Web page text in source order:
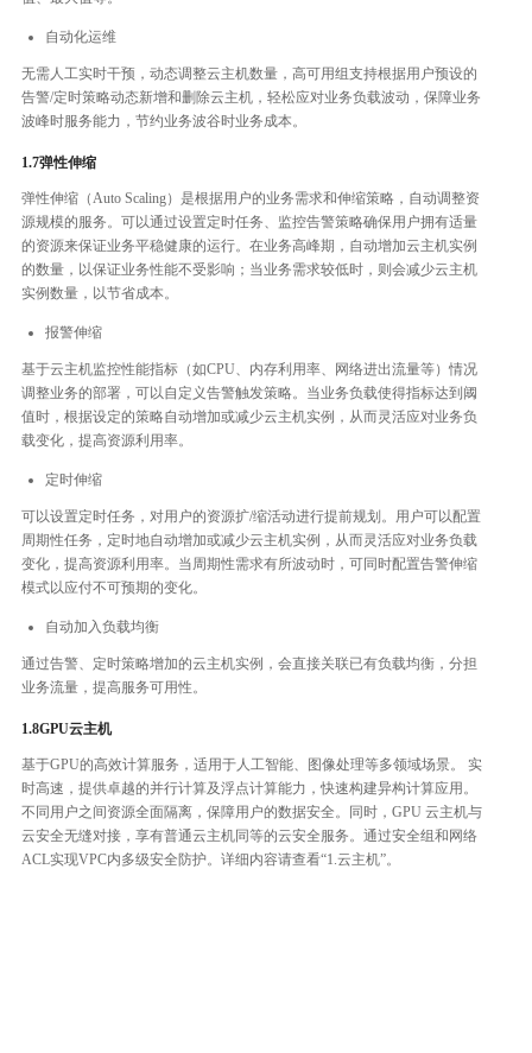
自动化运维
无需人工实时干预，动态调整云主机数量，高可用组支持根据用户预设的
告警/定时策略动态新增和删除云主机，轻松应对业务负载波动，保障业务
波峰时服务能力，节约业务波谷时业务成本。
1.7弹性伸缩
弹性伸缩（Auto Scaling）是根据用户的业务需求和伸缩策略，自动调整资
源规模的服务。可以通过设置定时任务、监控告警策略确保用户拥有适量
的资源来保证业务平稳健康的运行。在业务高峰期，自动增加云主机实例
的数量，以保证业务性能不受影响；当业务需求较低时，则会减少云主机
实例数量，以节省成本。
报警伸缩
基于云主机监控性能指标（如CPU、内存利用率、网络进出流量等）情况
调整业务的部署，可以自定义告警触发策略。当业务负载使得指标达到阈
值时，根据设定的策略自动增加或减少云主机实例，从而灵活应对业务负
载变化，提高资源利用率。
定时伸缩
可以设置定时任务，对用户的资源扩/缩活动进行提前规划。用户可以配置
周期性任务，定时地自动增加或减少云主机实例，从而灵活应对业务负载
变化，提高资源利用率。当周期性需求有所波动时，可同时配置告警伸缩
模式以应付不可预期的变化。
自动加入负载均衡
通过告警、定时策略增加的云主机实例，会直接关联已有负载均衡，分担
业务流量，提高服务可用性。
1.8GPU云主机
基于GPU的高效计算服务，适用于人工智能、图像处理等多领域场景。 实
时高速，提供卓越的并行计算及浮点计算能力，快速构建异构计算应用。
不同用户之间资源全面隔离，保障用户的数据安全。同时，GPU 云主机与
云安全无缝对接，享有普通云主机同等的云安全服务。通过安全组和网络
ACL实现VPC内多级安全防护。详细内容请查看“1.云主机”。